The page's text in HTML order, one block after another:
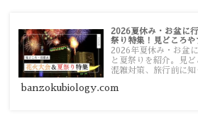
2026夏休み・お盆に
祭り特集！見どころ
2026年夏休み・お盆
と夏祭りを紹介。見ど
混雑対策、旅行前に
banzokubiology.com